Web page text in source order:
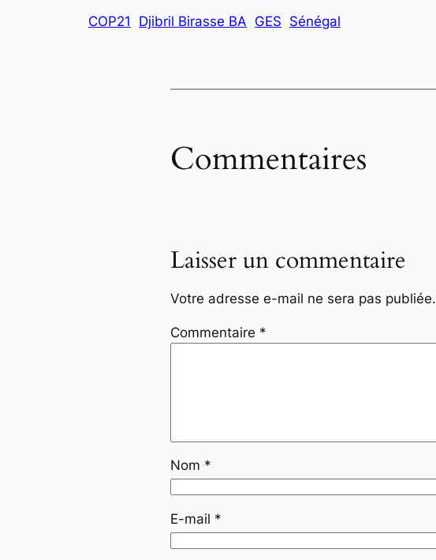
COP21 Djibril Birasse BA GES Sénégal
Commentaires
Laisser un commentaire
Votre adresse e-mail ne sera pas publiée.
Commentaire *
Nom *
E-mail *